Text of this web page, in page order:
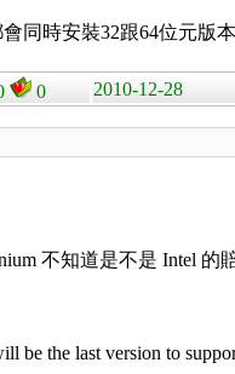
同時安裝32跟64位元版
0 2010-12-28
不知道是不是 Intel 的
be the last version to